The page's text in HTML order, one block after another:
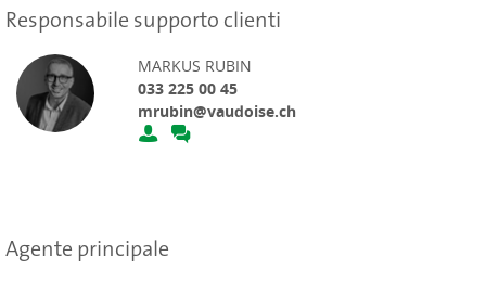
Responsabile supporto clienti
MARKUS RUBIN
033 225 00 45
mrubin@vaudoise.ch
Agente principale